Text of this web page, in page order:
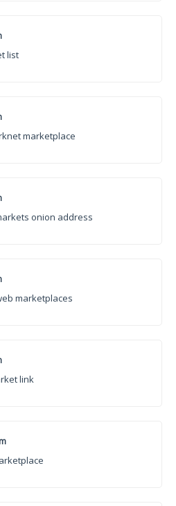
list
marketplace
onion address
marketplaces
link